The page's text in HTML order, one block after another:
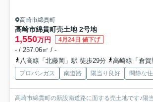
高崎市綿貫町
高崎市綿貫町売土地 2号地
1,550万円 4月24日 値下げ
- / 257.06㎡ / -
八高線「北藤岡」駅 徒歩29分
高崎線「倉
プロパンガス 南道路 陽当り良好 閑静な
高崎市綿貫町の新設南道路に面する売土地です♪陽